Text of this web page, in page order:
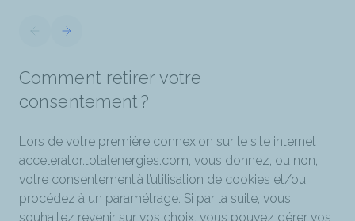
Comment retirer votre
consentement ?
Lors de votre première connexion sur le site internet
accelerator.totalenergies.com, vous donnez, ou non,
votre consentement à l’utilisation de cookies et/ou
procédez à un paramétrage. Si par la suite, vous
souhaitez revenir sur vos choix, vous pouvez gérer vos